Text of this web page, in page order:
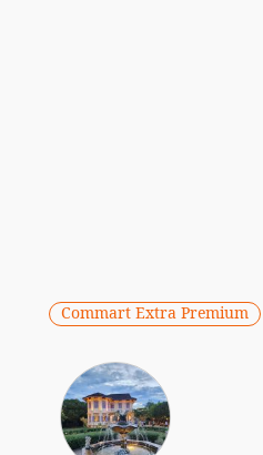
Commart Extra Premium